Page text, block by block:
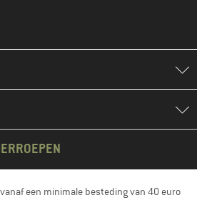
een minimale besteding van 40 euro